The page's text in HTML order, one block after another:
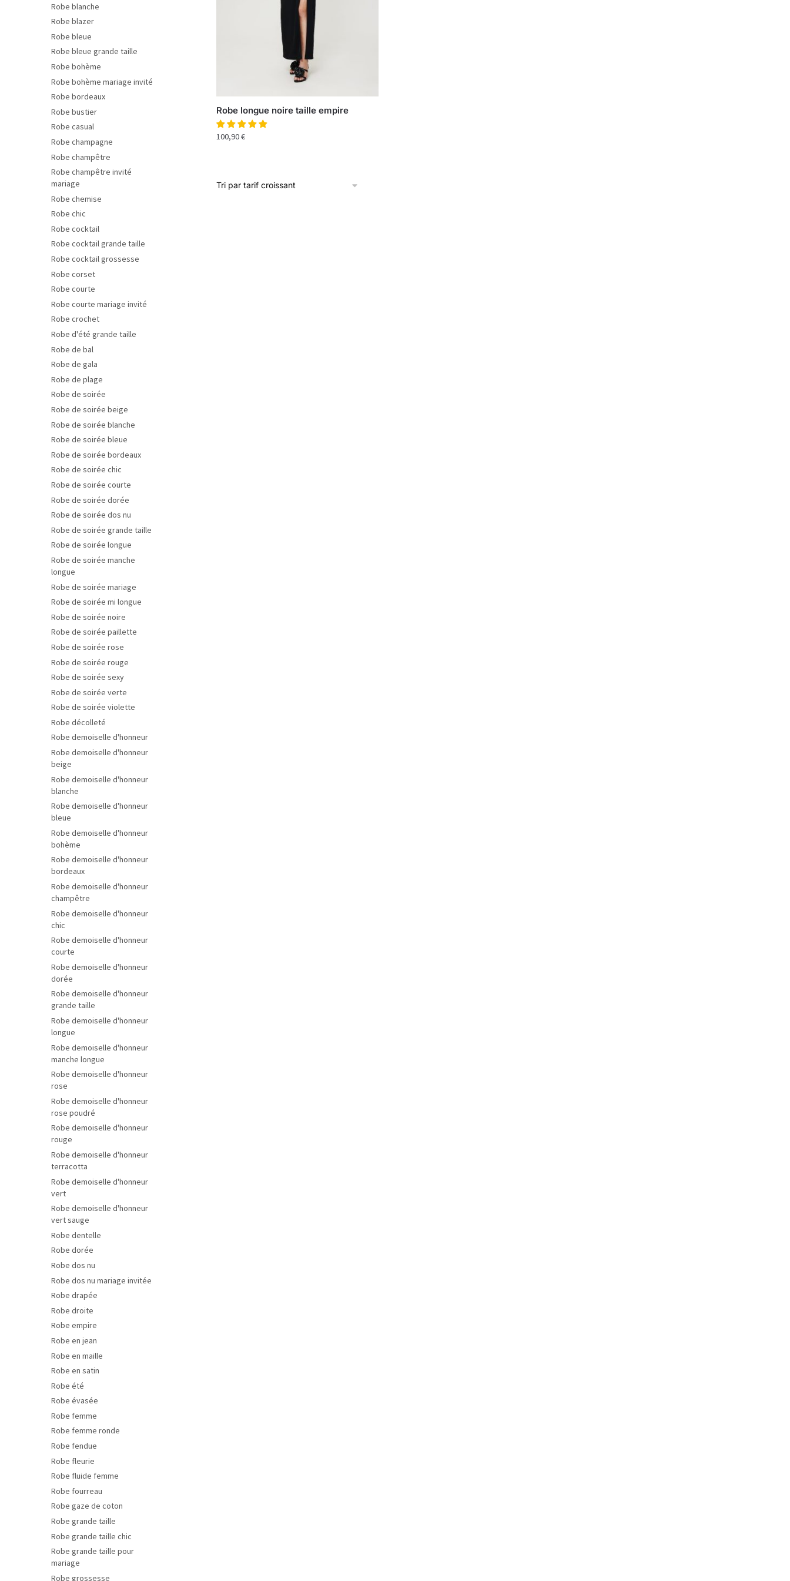
Robe longue noire taille empire
100,90€
Robe blanche
Robe blazer
Robe bleue
Robe bleue grande taille
Robe bohème
Robe bohème mariage invité
Robe bordeaux
Robe bustier
Robe casual
Robe champagne
Robe champêtre
Robe champêtre invité
mariage
Robe chemise
Robe chic
Robe cocktail
Robe cocktail grande taille
Robe cocktail grossesse
Robe corset
Robe courte
Robe courte mariage invité
Robe crochet
Robe d'été grande taille
Robe de bal
Robe de gala
Robe de plage
Robe de soirée
Robe de soirée beige
Robe de soirée blanche
Robe de soirée bleue
Robe de soirée bordeaux
Robe de soirée chic
Robe de soirée courte
Robe de soirée dorée
Robe de soirée dos nu
Robe de soirée grande taille
Robe de soirée longue
Robe de soirée manche
longue
Robe de soirée mariage
Robe de soirée mi longue
Robe de soirée noire
Robe de soirée paillette
Robe de soirée rose
Robe de soirée rouge
Robe de soirée sexy
Robe de soirée verte
Robe de soirée violette
Robe décolleté
Robe demoiselle d'honneur
Robe demoiselle d'honneur
beige
Robe demoiselle d'honneur
blanche
Robe demoiselle d'honneur
bleue
Robe demoiselle d'honneur
bohème
Robe demoiselle d'honneur
bordeaux
Robe demoiselle d'honneur
champêtre
Robe demoiselle d'honneur
chic
Robe demoiselle d'honneur
courte
Robe demoiselle d'honneur
dorée
Robe demoiselle d'honneur
grande taille
Robe demoiselle d'honneur
longue
Robe demoiselle d'honneur
manche longue
Robe demoiselle d'honneur
rose
Robe demoiselle d'honneur
rose poudré
Robe demoiselle d'honneur
rouge
Robe demoiselle d'honneur
terracotta
Robe demoiselle d'honneur
vert
Robe demoiselle d'honneur
vert sauge
Robe dentelle
Robe dorée
Robe dos nu
Robe dos nu mariage invitée
Robe drapée
Robe droite
Robe empire
Robe en jean
Robe en maille
Robe en satin
Robe été
Robe évasée
Robe femme
Robe femme ronde
Robe fendue
Robe fleurie
Robe fluide femme
Robe fourreau
Robe gaze de coton
Robe grande taille
Robe grande taille chic
Robe grande taille pour
mariage
Robe grossesse